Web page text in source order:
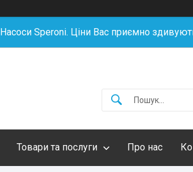
Насоси Speroni. Ціни Вас приємно
Товари та послуги Про нас